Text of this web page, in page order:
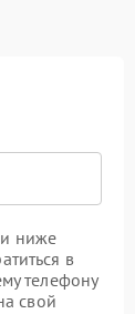
ниже
в
телефону
свой